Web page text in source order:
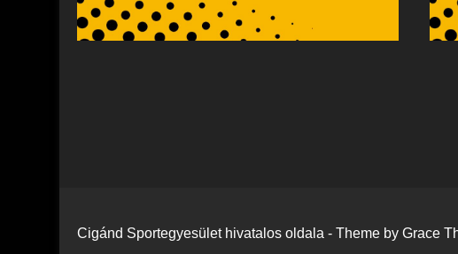
Cigánd Sportegyesület hivatalos oldala - Theme by Grace